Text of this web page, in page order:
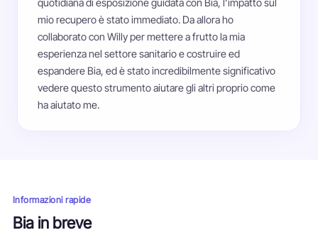
mio recupero è stato immediato. Da allora ho
collaborato con Willy per mettere a frutto la mia
esperienza nel settore sanitario e costruire ed
espandere Bia, ed è stato incredibilmente significativo
vedere questo strumento aiutare gli altri proprio come
ha aiutato me.
Informazioni rapide
Bia in breve